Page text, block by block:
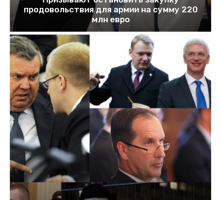
продовольствия для армии на сумму 220
млн евро